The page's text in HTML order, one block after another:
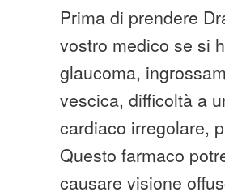
Prima di prendere
vostro medico se si
glaucoma,
vescica, difficoltà a
cardiaco irregolare,
Questo farmaco
causare visione